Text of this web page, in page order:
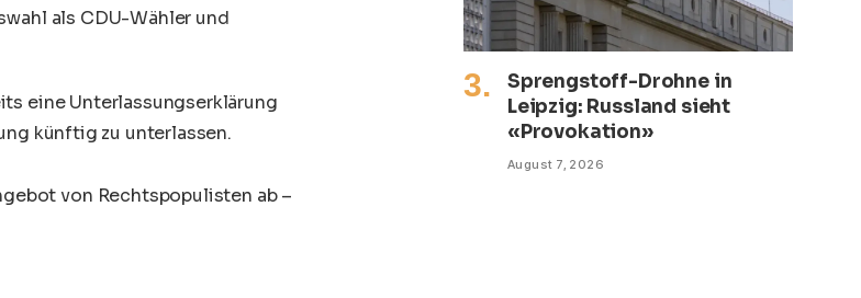
als CDU-Wähler und
eine Unterlassungserklärung
künftig zu unterlassen.
von Rechtspopulisten ab –
Sprengstoff-Drohne in
Leipzig: Russland sieht
«Provokation»
August 7, 2026